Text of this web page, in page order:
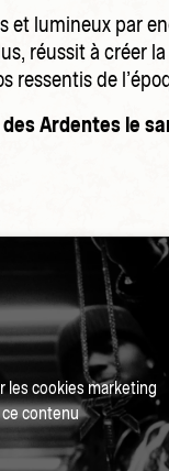
et lumineux par
réussit à créer
ressentis de
Ardentes le
les cookies marketing
contenu